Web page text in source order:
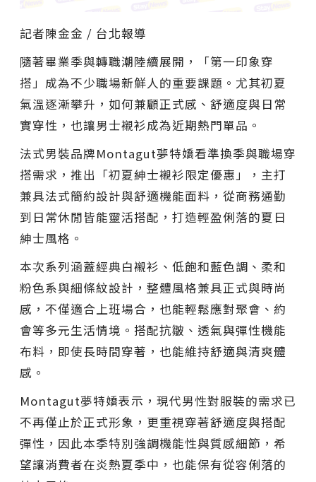
記者陳金金 / 台北報導
隨著畢業季與轉職潮陸續展開，「第一印象穿
搭」成為不少職場新鮮人的重要課題。尤其初夏
氣溫逐漸攀升，如何兼顧正式感、舒適度與日常
實穿性，也讓男士襯衫成為近期熱門單品。
法式男裝品牌Montagut夢特嬌看準換季與職場穿
搭需求，推出「初夏紳士襯衫限定優惠」，主打
兼具法式簡約設計與舒適機能面料，從商務通勤
到日常休閒皆能靈活搭配，打造輕盈俐落的夏日
紳士風格。
本次系列涵蓋經典白襯衫、低飽和藍色調、柔和
粉色系與細條紋設計，整體風格兼具正式與時尚
感，不僅適合上班場合，也能輕鬆應對聚會、約
會等多元生活情境。搭配抗皺、透氣與彈性機能
布料，即使長時間穿著，也能維持舒適與清爽體
感。
Montagut夢特嬌表示，現代男性對服裝的需求已
不再僅止於正式形象，更重視穿著舒適度與搭配
彈性，因此本季特別強調機能性與質感細節，希
望讓消費者在炎熱夏季中，也能保有從容俐落的